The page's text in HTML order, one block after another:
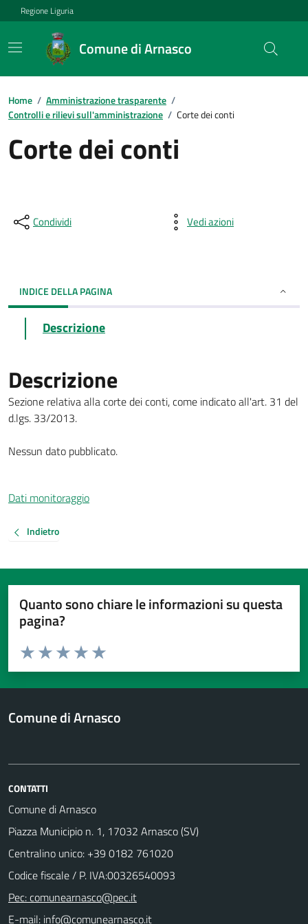
Regione Liguria
Comune di Arnasco
Home / Amministrazione trasparente /
Controlli e rilievi sull'amministrazione / Corte dei conti
Corte dei conti
Condividi Vedi azioni
INDICE DELLA PAGINA
Descrizione
Descrizione
Sezione relativa alla corte dei conti, come indicato all'art. 31 del
d.lgs. 33/2013.
Nessun dato pubblicato.
Dati monitoraggio
Indietro
Quanto sono chiare le informazioni su questa
pagina?
Valuta da 1 a 5 stelle la pagina
Valuta 5 stelle su 5
Valuta 4 stelle su 5
Valuta 3 stelle su 5
Valuta 2 stelle su 5
Valuta 1 stelle su 5
Comune di Arnasco
CONTATTI
Comune di Arnasco
Piazza Municipio n. 1, 17032 Arnasco (SV)
Centralino unico: +39 0182 761020
Codice fiscale / P. IVA:00326540093
Pec: comunearnasco@pec.it
E-mail: info@comunearnasco.it